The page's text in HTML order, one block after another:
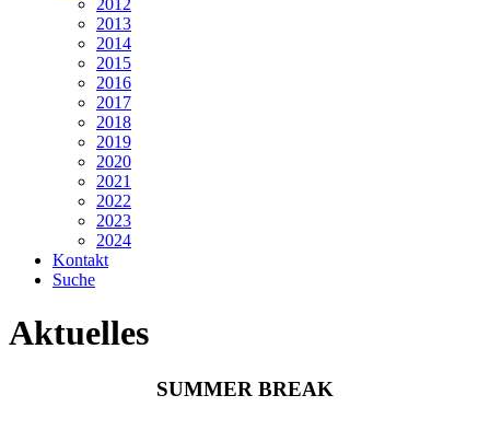
2012
2013
2014
2015
2016
2017
2018
2019
2020
2021
2022
2023
2024
Kontakt
Suche
Aktuelles
SUMMER BREAK